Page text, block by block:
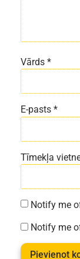
Vārds *
E-pasts *
Tīmekļa
Notify me
Notify me